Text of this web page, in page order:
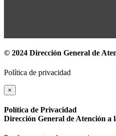
© 2024 Dirección General de
Política de privacidad
×
Política de Privacidad
Dirección General de Atención a